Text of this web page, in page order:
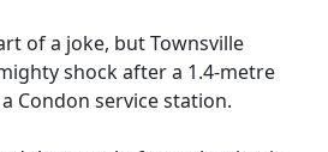
of a joke, but Townsville
shock after a 1.4-metre
Condon service station.